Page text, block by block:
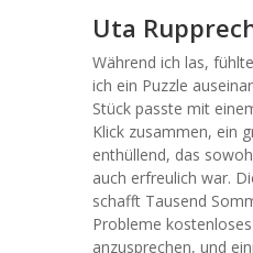
Uta
Während ich las,
ich ein Puzzle
Stück passte mit
Klick zusammen, ein
enthüllend, das
auch erfreulich war.
schafft Tausend
Probleme
anzusprechen, und